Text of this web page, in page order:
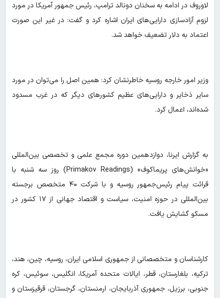
لاوروف در ادامه به سخنان دونالد ترامپ، رئیس جمهور آمریکا در مورد
لزوم آزادسازی دارایی‌های ایران اشاره کرد و گفت: در غیر این صورت
اعتماد به دلار تضعیف خواهد شد.
وزیر امور خارجه روسیه خاطرنشان کرد: همین اصل را می‌توان در مورد
سایر ذخایر و دارایی‌های عظیم کشورهای دیگر که در غرب مسدود
شده‌اند، اعمال کرد.
به گزارش ایرنا، دوازدهمین دوره مجمع علمی و تخصصی بین‌المللی
«خوانش‌های پریماکوف» (Primakov Readings) روز سه شنبه با
قرائت پیام رئیس‌جمهور روسیه و با شرکت ۴۰ متخصص برجسته
بین‌المللی در حوزه امنیت، سیاست و اقتصاد جهانی از ۱۷ کشور در
مسکو گشایش یافت.
کارشناسان و متخصصانی از جمهوری اسلامی ایران، روسیه، چین، هند،
ترکیه، بلغارستان، قطر، ایالات متحده آمریکا، انگلیس، سوئیس، کره
جنوبی، برزیل، جمهوری آذربایجان، ارمنستان، گرجستان، قرقیزستان و